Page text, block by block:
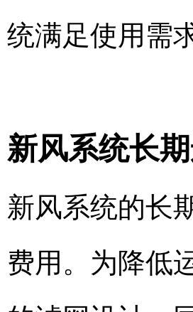
统满足使用需
新风系统长
新风系统的长
费用。为降低